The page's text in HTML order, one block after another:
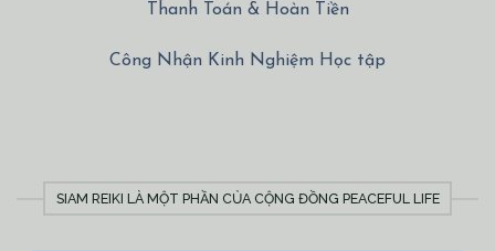
Thanh Toán & Hoàn Tiền
Công Nhận Kinh Nghiệm Học tập
SIAM REIKI LÀ MỘT PHẦN CỦA CỘNG ĐỒNG PEACEFUL LIFE